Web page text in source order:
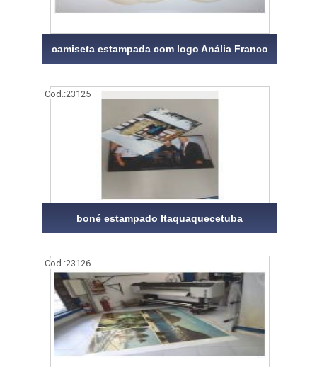
camiseta estampada com logo Anália Franco
Cod.:23125
boné estampado Itaquaquecetuba
Cod.:23126